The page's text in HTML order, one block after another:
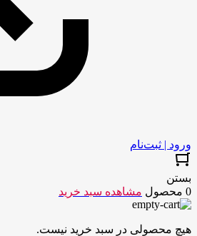
ورود | ثبت‌نام
بستن
0 محصول
مشاهده سبد خرید
هیچ محصولی در سبد خرید نیست.